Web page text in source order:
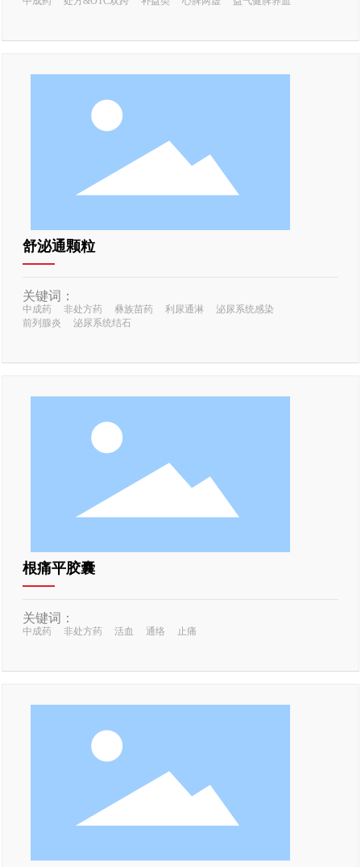
舒泌通颗粒
关键词：
中成药 非处方药 彝族苗药 利尿通淋
泌尿系统感染
前列腺炎
泌尿系统结石
根痛平胶囊
关键词：
中成药 非处方药 活血 通络 止痛